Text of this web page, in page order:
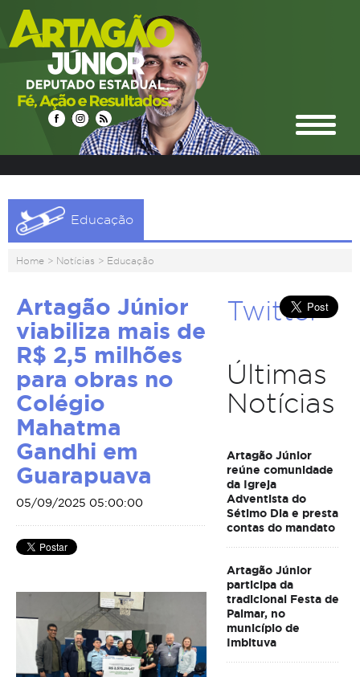
Educação
Home > Notícias > Educação
Artagão Júnior
viabiliza mais de
R$ 2,5 milhões
para obras no
Colégio
Mahatma
Gandhi em
Guarapuava
05/09/2025 05:00:00
Twitter
Últimas
Notícias
Artagão Júnior
reúne comunidade
da Igreja
Adventista do
Sétimo Dia e presta
contas do mandato
Artagão Júnior
participa da
tradicional Festa de
Palmar, no
município de
Imbituva